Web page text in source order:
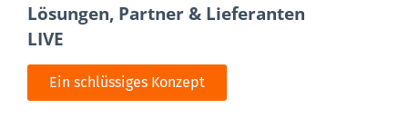
Lösungen, Partner & Lieferanten
LIVE
Ein schlüssiges Konzept